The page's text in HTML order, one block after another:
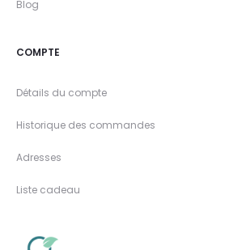
Blog
COMPTE
Détails du compte
Historique des commandes
Adresses
Liste cadeau